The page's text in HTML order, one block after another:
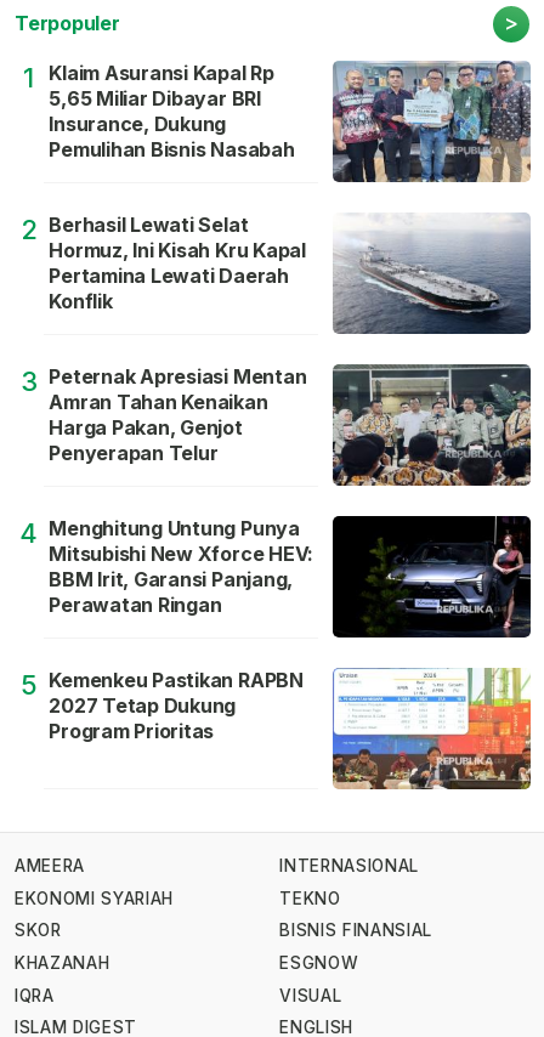
Terpopuler >
1
Klaim Asuransi Kapal Rp
5,65 Miliar Dibayar BRI
Insurance, Dukung
Pemulihan Bisnis Nasabah
2 Berhasil Lewati Selat
Hormuz, Ini Kisah Kru Kapal
Pertamina Lewati Daerah
Konflik
3 Peternak Apresiasi Mentan
Amran Tahan Kenaikan
Harga Pakan, Genjot
Penyerapan Telur
4 Menghitung Untung Punya
Mitsubishi New Xforce HEV:
BBM Irit, Garansi Panjang,
Perawatan Ringan
5 Kemenkeu Pastikan RAPBN
2027 Tetap Dukung
Program Prioritas
AMEERA
EKONOMI SYARIAH
SKOR
KHAZANAH
IQRA
ISLAM DIGEST
INTERNASIONAL
TEKNO
BISNIS FINANSIAL
ESGNOW
VISUAL
ENGLISH